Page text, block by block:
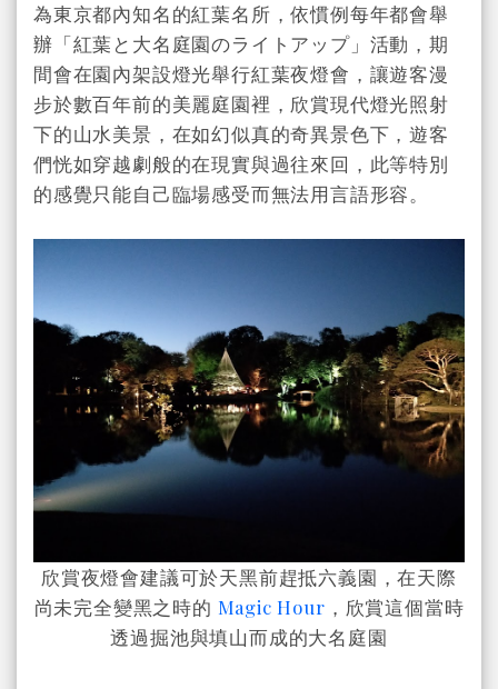
為東京都內知名的紅葉名所，依慣例每年都會舉
辦「紅葉と大名庭園のライトアップ」活動，期
間會在園內架設燈光舉行紅葉夜燈會，讓遊客漫
步於數百年前的美麗庭園裡，欣賞現代燈光照射
下的山水美景，在如幻似真的奇異景色下，遊客
們恍如穿越劇般的在現實與過往來回，此等特別
的感覺只能自己臨場感受而無法用言語形容。
欣賞夜燈會建議可於天黑前趕抵六義園，在天際
尚未完全變黑之時的 Magic Hour ，欣賞這個當時
透過掘池與填山而成的大名庭園